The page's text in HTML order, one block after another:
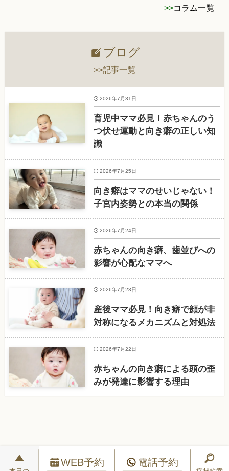
>>コラム一覧
ブログ
>>記事一覧
育児中ママ必見！赤ちゃんのう
つ伏せ運動と向き癖の正しい知
識
2026年7月31日
向き癖はママのせいじゃない！
子宮内姿勢との本当の関係
2026年7月25日
赤ちゃんの向き癖、歯並びへの
影響が心配なママへ
2026年7月24日
産後ママ必見！向き癖で顔が非
対称になるメカニズムと対処法
2026年7月23日
赤ちゃんの向き癖による頭の歪
みが発達に影響する理由
2026年7月22日
WEB予約 電話予約